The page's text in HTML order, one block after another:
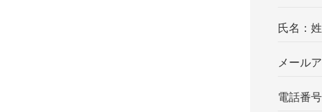
氏名：姓
メール
電話番号